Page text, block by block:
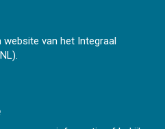
website van het Integraal